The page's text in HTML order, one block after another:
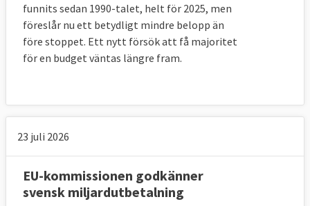
funnits sedan 1990-talet, helt för 2025, men
föreslår nu ett betydligt mindre belopp än
före stoppet. Ett nytt försök att få majoritet
för en budget väntas längre fram.
23 juli 2026
EU-kommissionen godkänner
svensk miljardutbetalning